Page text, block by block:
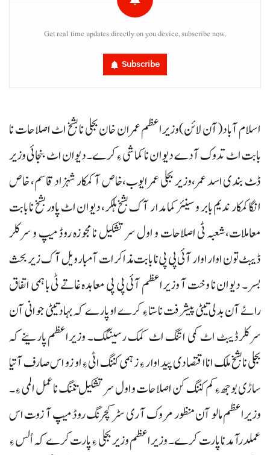
Get real time updates directly on you device, subscribe now.
Subscribe
اسلام آباد(آن لائن)وزیراعظم عمران خان بجلی نا بشخ اٹ اصلاحات نا
بابت اٹ تدوک آ دے دیوان نا کماشی ءِ کرے۔ دیوان اٹ بنجائی وزیر
ڈٹ بندی اسد عمر،وزیر بجلی عمر ایوب،خاص آ کمکار شہزاد قاسم، خاص
انگا کمکار ندیم بابر و سینئر کمامدار آک بشخ ہلکر، دیوان اٹ پاور بشخ نا بابت
معاملات،شعبہ ٹی اصلاحات و اول سر تشکیل نا مجوزہ روڈ میپ و سرکلر
ڈیبٹ تون اوار اوار آئی پی پی نا بابت مذاکرات آمبار ویل آک زیر بحث
بسر۔ دیوان نا وخت آ وزیراعظم آئی پی پی معاہدہ غاتے ٹی باہمی اتفاق
رائے آن بدلی تیٹی پیشرفت نا ستا ءِ کرے او پارے کہ بہاد تیٹی جوانی آن
سرکلرڈیبٹ اٹ کمی اتنگ اٹ کمک رسینگک۔ وزیراعظم پارینے کہ
بجلی نا بشخ ملک انا اقتصادی پیداوار ءِ زہمی کننگ اٹی ءِ او زو اس صارف آتیا
ساڑی بوجھ ءِ کم کننگ کن اصلاحات و اول سر تشکیل تننگ نا عمل المی ءِ۔
وزیراعظم مالو آن منظور مروک آ ری سٹرکچرنگ روڈ میپ آ زوت اس
عملدرآمد نا پارت کرے۔ وزیراعظم وزیر بجلی ءِ پارت کرے کہ اُلس ءِ